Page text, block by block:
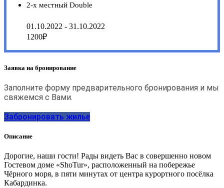
2-х местный Double
01.10.2022 - 31.10.2022
1200₽
Заявка на бронирование
Заполните форму предварительного бронирования и мы
свяжемся с Вами.
Забронировать жилье
Описание
Дорогие, наши гости! Рады видеть Вас в совершенно новом
Гостевом доме «ShoTur», расположенный на побережье
Чёрного моря, в пяти минутах от центра курортного посёлка
Кабардинка.